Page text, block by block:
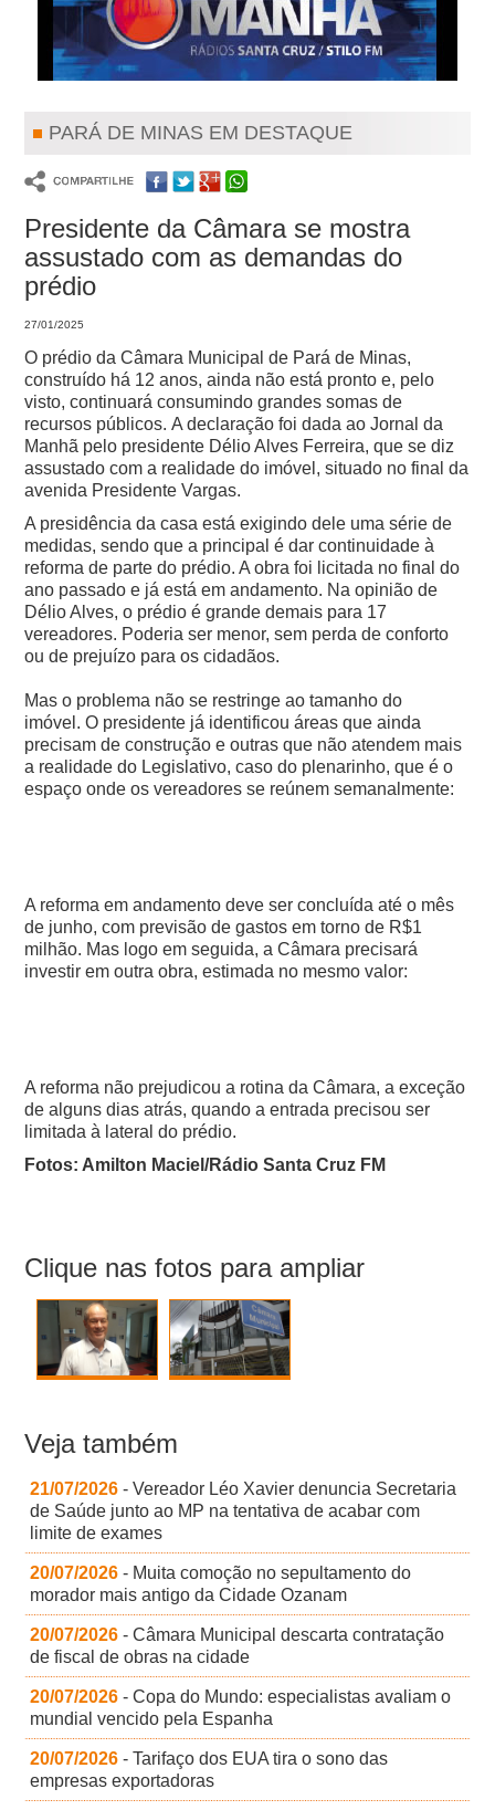
PARÁ DE MINAS EM DESTAQUE
Presidente da Câmara se mostra
assustado com as demandas do
prédio
27/01/2025
O prédio da Câmara Municipal de Pará de Minas,
construído há 12 anos, ainda não está pronto e, pelo
visto, continuará consumindo grandes somas de
recursos públicos.A declaração foi dada ao Jornal da
Manhã pelo presidente Délio Alves Ferreira, que se diz
assustado com a realidade do imóvel, situado no final da
avenida Presidente Vargas.
A presidência da casa está exigindo dele uma série de
medidas, sendo que a principal é dar continuidade à
reforma de parte do prédio. A obra foi licitada no final do
ano passado e já está em andamento. Na opinião de
Délio Alves, o prédio é grande demais para 17
vereadores. Poderia ser menor, sem perda de conforto
ou de prejuízo para os cidadãos.
Mas o problema não se restringe ao tamanho do
imóvel.O presidente já identificou áreas que ainda
precisam de construção e outras que não atendem mais
a realidade do Legislativo, caso do plenarinho, que é o
espaço onde os vereadores se reúnem semanalmente:
A reforma em andamento deve ser concluída até o mês
de junho, com previsão de gastos em torno de R$1
milhão. Mas logo em seguida, a Câmara precisará
investir em outra obra, estimada no mesmo valor:
A reforma não prejudicou a rotina da Câmara, a exceção
de alguns dias atrás, quando a entrada precisou ser
limitada à lateral do prédio.
Fotos: Amilton Maciel/Rádio Santa Cruz FM
Clique nas fotos para ampliar
Veja também
21/07/2026 - Vereador Léo Xavier denuncia Secretaria
de Saúde junto ao MP na tentativa de acabar com
limite de exames
20/07/2026 - Muita comoção no sepultamento do
morador mais antigo da Cidade Ozanam
20/07/2026 - Câmara Municipal descarta contratação
de fiscal de obras na cidade
20/07/2026 - Copa do Mundo: especialistas avaliam o
mundial vencido pela Espanha
20/07/2026 - Tarifaço dos EUA tira o sono das
empresas exportadoras